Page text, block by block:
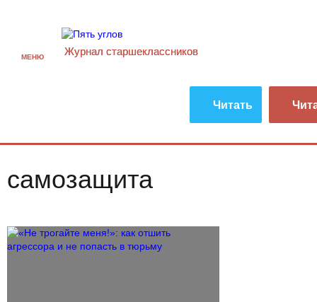
МЕНЮ Журнал старшекласcников
Читать
самозащита